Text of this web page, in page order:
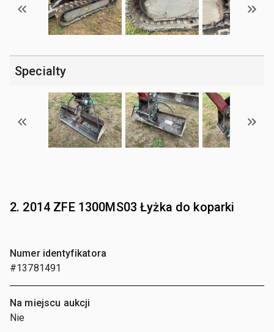
Specialty
2. 2014 ZFE 1300MS03 Łyżka do koparki
Numer identyfikatora
#13781491
Na miejscu aukcji
Nie